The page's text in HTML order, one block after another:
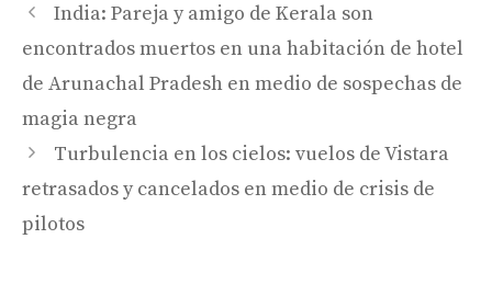
India: Pareja y amigo de Kerala son
encontrados muertos en una habitación de hotel
de Arunachal Pradesh en medio de sospechas de
magia negra
Turbulencia en los cielos: vuelos de Vistara
retrasados ​​y cancelados en medio de crisis de
pilotos